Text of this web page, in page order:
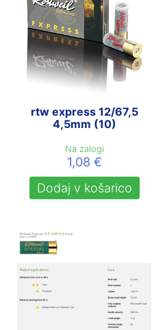
rtw express 12/67,5
4,5mm (10)
Na zalogi
1,08 €
Dodaj v košarico